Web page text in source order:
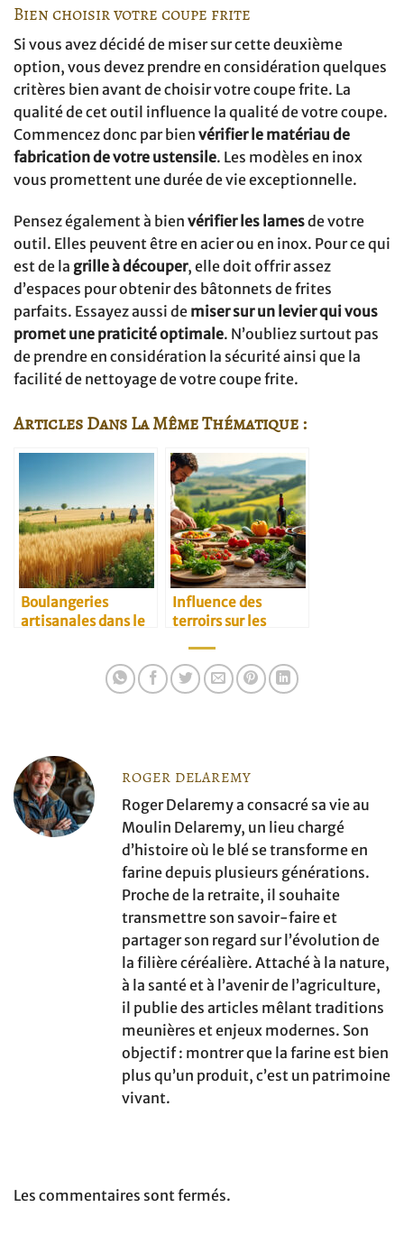
Bien choisir votre coupe frite
Si vous avez décidé de miser sur cette deuxième
option, vous devez prendre en considération quelques
critères bien avant de choisir votre coupe frite. La
qualité de cet outil influence la qualité de votre coupe.
Commencez donc par bien vérifier le matériau de
fabrication de votre ustensile. Les modèles en inox
vous promettent une durée de vie exceptionnelle.
Pensez également à bien vérifier les lamesde votre
outil. Elles peuvent être en acier ou en inox. Pour ce qui
est de la grille à découper, elle doit offrir assez
d’espaces pour obtenir des bâtonnets de frites
parfaits. Essayez aussi de miser sur un levier qui vous
promet une praticité optimale. N’oubliez surtout pas
de prendre en considération la sécurité ainsi que la
facilité de nettoyage de votre coupe frite.
Articles Dans La Même Thématique :
Boulangeries
artisanales dans le
Influence des
terroirs sur les
ROGER DELAREMY
Roger Delaremy a consacré sa vie au
Moulin Delaremy, un lieu chargé
d’histoire où le blé se transforme en
farine depuis plusieurs générations.
Proche de la retraite, il souhaite
transmettre son savoir-faire et
partager son regard sur l’évolution de
la filière céréalière. Attaché à la nature,
à la santé et à l’avenir de l’agriculture,
il publie des articles mêlant traditions
meunières et enjeux modernes. Son
objectif : montrer que la farine est bien
plus qu’un produit, c’est un patrimoine
vivant.
Les commentaires sont fermés.